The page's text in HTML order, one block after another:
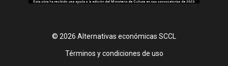
© 2026 Alternativas económicas SCCL
Footer
Términos y condiciones de uso